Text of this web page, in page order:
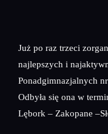
Już po raz trzeci
najlepszych i
Ponadgimnazjalnych
Odbyła się ona w
Lębork – Zakopane